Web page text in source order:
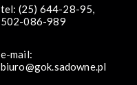
tel: (25) 644-28-95,
502-086-989
e-mail:
biuro@gok.sadowne.pl